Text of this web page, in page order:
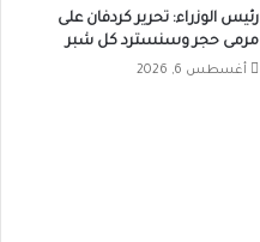
رئيس الوزراء: تحرير كردفان على
مرمى حجر وسنسترد كل شبر
أغسطس 6, 2026